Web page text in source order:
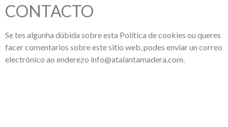
CONTACTO
Se tes algunha dúbida sobre esta Política de cookies ou queres
facer comentarios sobre este sitio web, podes enviar un correo
electrónico ao enderezo info@atalantamadera.com.